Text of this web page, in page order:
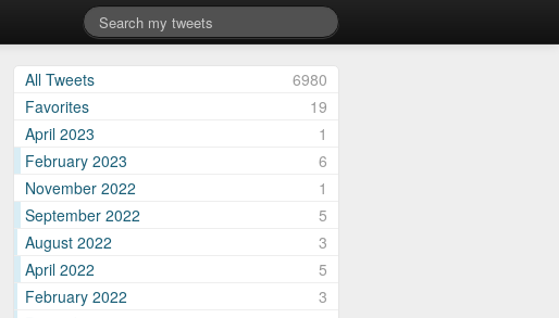
All Tweets
6980
Favorites
19
April 2023
1
February 2023
6
November 2022
1
September 2022
5
August 2022
3
April 2022
5
February 2022
3